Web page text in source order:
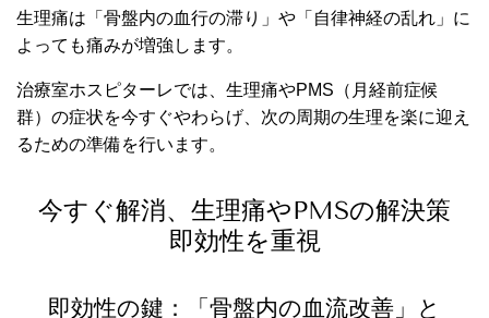
生理痛は「骨盤内の血行の滞り」や「自律神経の乱れ」に
よっても痛みが増強します。
治療室ホスピターレでは、生理痛やPMS（月経前症候
群）の症状を今すぐやわらげ、次の周期の生理を楽に迎え
るための準備を行います。
今すぐ解消、生理痛やPMSの解決策
即効性を重視
即効性の鍵：「骨盤内の血流改善」と